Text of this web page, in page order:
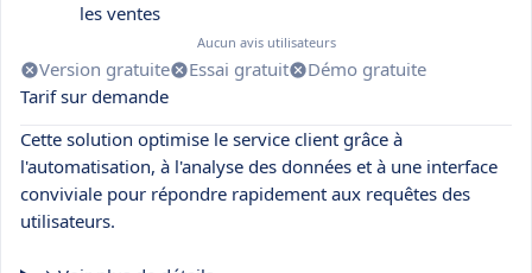
les ventes
Aucun avis utilisateurs
Version gratuite Essai gratuit
Démo gratuite
Tarif sur demande
Cette solution optimise le service client grâce à
l'automatisation, à l'analyse des données et à une interface
conviviale pour répondre rapidement aux requêtes des
utilisateurs.